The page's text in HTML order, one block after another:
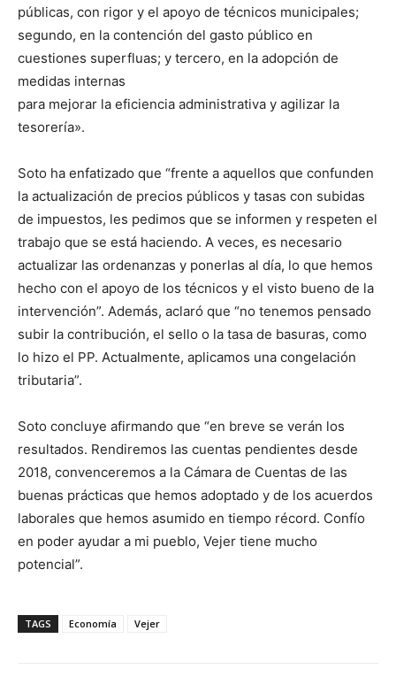
públicas, con rigor y el apoyo de técnicos municipales;
segundo, en la contención del gasto público en
cuestiones superfluas; y tercero, en la adopción de
medidas internas
para mejorar la eficiencia administrativa y agilizar la
tesorería».
Soto ha enfatizado que “frente a aquellos que confunden
la actualización de precios públicos y tasas con subidas
de impuestos, les pedimos que se informen y respeten el
trabajo que se está haciendo. A veces, es necesario
actualizar las ordenanzas y ponerlas al día, lo que hemos
hecho con el apoyo de los técnicos y el visto bueno de la
intervención”. Además, aclaró que “no tenemos pensado
subir la contribución, el sello o la tasa de basuras, como
lo hizo el PP. Actualmente, aplicamos una congelación
tributaria”.
Soto concluye afirmando que “en breve se verán los
resultados. Rendiremos las cuentas pendientes desde
2018, convenceremos a la Cámara de Cuentas de las
buenas prácticas que hemos adoptado y de los acuerdos
laborales que hemos asumido en tiempo récord. Confío
en poder ayudar a mi pueblo, Vejer tiene mucho
potencial”.
TAGS Economía Vejer